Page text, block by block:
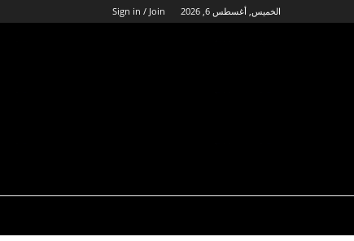
الخميس, أغسطس 6, 2026 Sign in / Join